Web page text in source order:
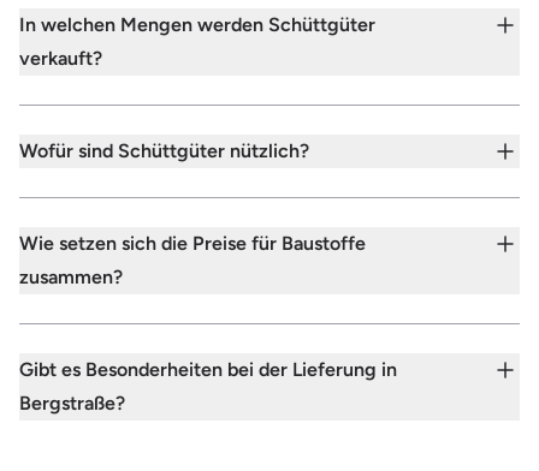
In welchen Mengen werden Schüttgüter
verkauft?
Wofür sind Schüttgüter nützlich?
Wie setzen sich die Preise für Baustoffe
zusammen?
Gibt es Besonderheiten bei der Lieferung in
Bergstraße?